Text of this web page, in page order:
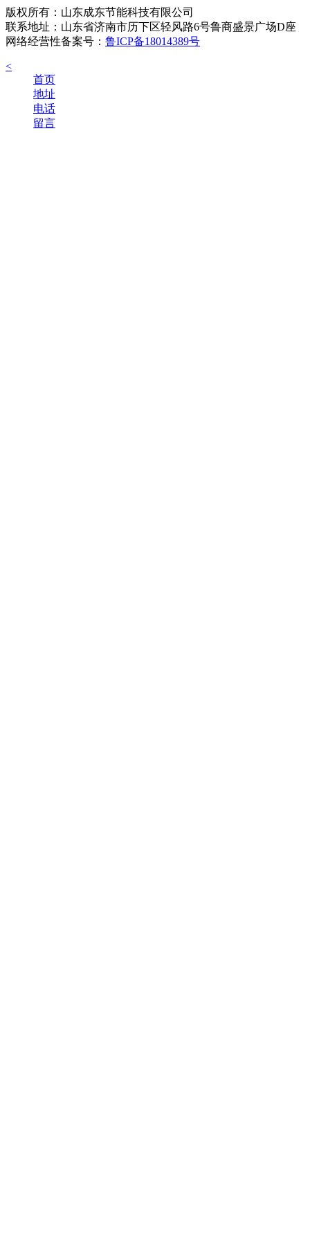
版权所有：山东成东节能科技有限公司
联系地址：山东省济南市历下区轻风路6号鲁商盛景广场D座
网络经营性备案号： 鲁ICP备18014389号
<
首页
地址
电话
留言